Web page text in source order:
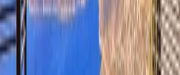
₺9.300/geceden
başlayan fiyatlarla
Resmi Belge